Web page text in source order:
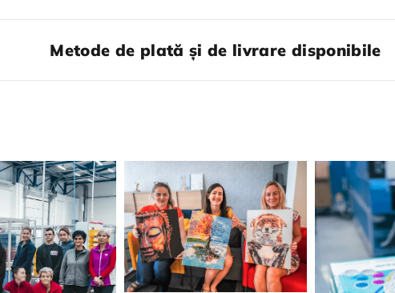
Metode de plată și de livrare disponibile